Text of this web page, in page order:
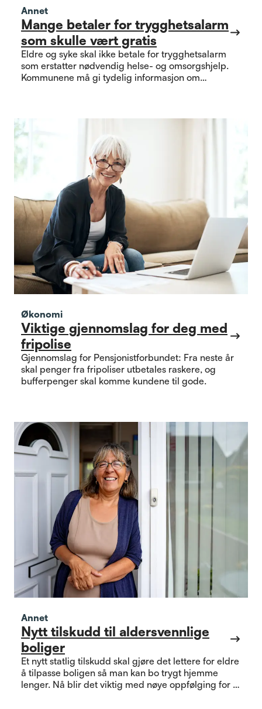
Annet
Mange betaler for trygghetsalarm
som skulle vært gratis
Eldre og syke skal ikke betale for trygghetsalarm
som erstatter nødvendig helse- og omsorgshjelp.
Kommunene må gi tydelig informasjon om
Økonomi
Viktige gjennomslag for deg med
fripolise
Gjennomslag for Pensjonistforbundet: Fra neste år
skal penger fra fripoliser utbetales raskere, og
bufferpenger skal komme kundene til gode.
Annet
Nytt tilskudd til aldersvennlige
boliger
Et nytt statlig tilskudd skal gjøre det lettere for eldre
å tilpasse boligen så man kan bo trygt hjemme
lenger. Nå blir det viktig med nøye oppfølging for å